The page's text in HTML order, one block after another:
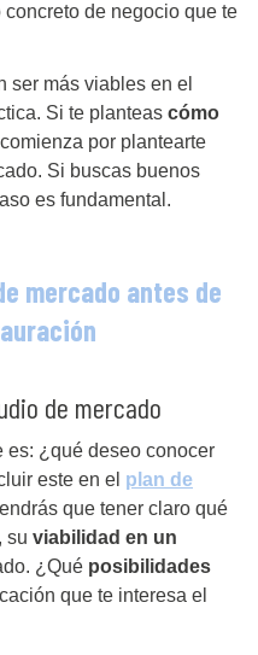
concreto de negocio que te
ser más viables en el
Si te planteas cómo
por plantearte
Si buscas buenos
es fundamental.
mercado antes de
de mercado
es: ¿qué deseo conocer
este en el plan de
que tener claro qué
su viabilidad en un
¿Qué posibilidades
que te interesa el